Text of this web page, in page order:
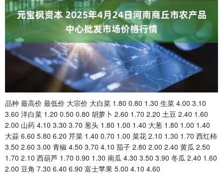
品种 最高价 最低价 大宗价 大白菜 1.80 0.80 1.30 生菜 4.00 3.10
3.60 洋白菜 1.20 0.50 0.80 胡萝卜 2.60 1.70 2.20 土豆 2.40 1.60
2.00 山药 4.10 3.30 3.70 葱头 1.80 1.00 1.40 大葱 1.80 1.00 1.40
大蒜 6.60 5.80 6.20 芹菜 1.40 0.70 1.00 菜花 2.10 1.30 1.70 西红柿
3.50 2.60 3.00 青椒 4.50 3.70 4.10 茄子 2.80 2.00 2.40 黄瓜 2.50
1.70 2.10 西葫芦 1.70 0.90 1.30 南瓜 4.30 3.50 3.90 冬瓜 2.40 1.60
2.00 豆角 7.30 6.40 6.90 富士苹果 5.00 4.10 4.60